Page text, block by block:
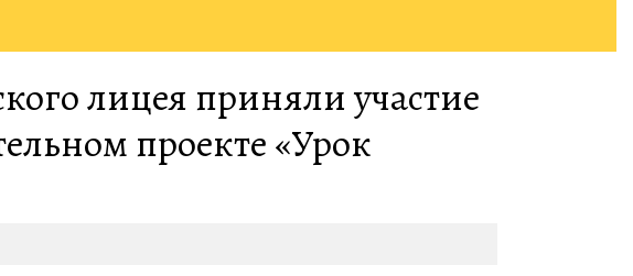
лицея приняли участие
проекте «Урок